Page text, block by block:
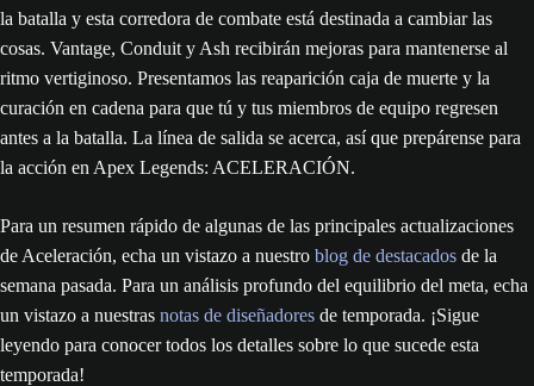
la batalla y esta corredora de combate está destinada a cambiar las
cosas. Vantage, Conduit y Ash recibirán mejoras para mantenerse al
ritmo vertiginoso. Presentamos las reaparición caja de muerte y la
curación en cadena para que tú y tus miembros de equipo regresen
antes a la batalla. La línea de salida se acerca, así que prepárense para
la acción en Apex Legends: ACELERACIÓN.
Para un resumen rápido de algunas de las principales actualizaciones
de Aceleración, echa un vistazo a nuestro blog de destacados de la
semana pasada. Para un análisis profundo del equilibrio del meta, echa
un vistazo a nuestras notas de diseñadores de temporada. ¡Sigue
leyendo para conocer todos los detalles sobre lo que sucede esta
temporada!